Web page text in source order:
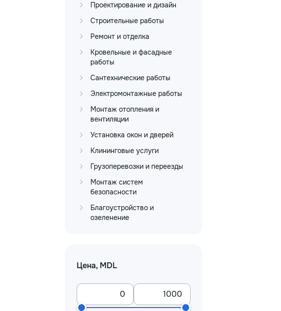
Проектирование и дизайн
Строительные работы
Ремонт и отделка
Кровельные и фасадные
работы
Сантехнические работы
Электромонтажные работы
Монтаж отопления и
вентиляции
Установка окон и дверей
Клининговые услуги
Грузоперевозки и переезды
Монтаж систем
безопасности
Благоустройство и
озеленение
Цена, MDL